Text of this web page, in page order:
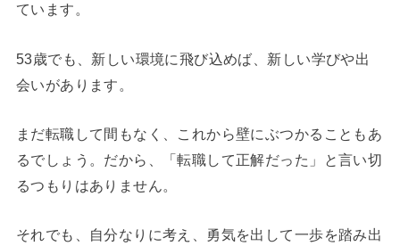
ています。
53歳でも、新しい環境に飛び込めば、新しい学びや出
会いがあります。
まだ転職して間もなく、これから壁にぶつかることもあ
るでしょう。だから、「転職して正解だった」と言い切
るつもりはありません。
それでも、自分なりに考え、勇気を出して一歩を踏み出